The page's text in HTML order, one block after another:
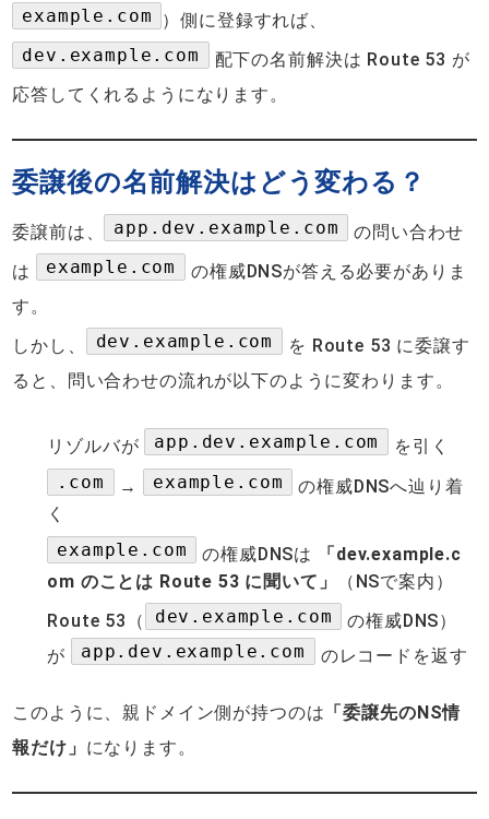
example.com
）側に登録すれば、
dev.example.com
配下の名前解決は Route 53 が
応答してくれるようになります。
委譲後の名前解決はどう変わる？
委譲前は、 app.dev.example.com
の問い合わせ
は
example.com
の権威DNSが答える必要がありま
す。
しかし、
dev.example.com
を Route 53 に委譲す
ると、問い合わせの流れが以下のように変わります。
リゾルバが app.dev.example.com
を引く
.com
→ example.com
の権威DNSへ辿り着
く
example.com
の権威DNSは
「dev.example.c
om のことは Route 53 に聞いて」
（NSで案内）
Route 53（
dev.example.com
の権威DNS）
が
app.dev.example.com のレコードを返す
このように、親ドメイン側が持つのは 「委譲先のNS情
報だけ」 になります。